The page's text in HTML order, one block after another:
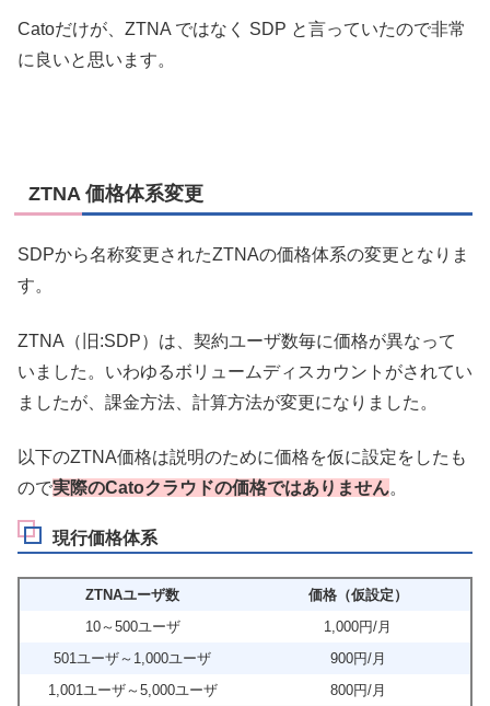
Catoだけが、ZTNA ではなく SDP と言っていたので非常
に良いと思います。
ZTNA 価格体系変更
SDPから名称変更されたZTNAの価格体系の変更となりま
す。
ZTNA（旧:SDP）は、契約ユーザ数毎に価格が異なって
いました。いわゆるボリュームディスカウントがされてい
ましたが、課金方法、計算方法が変更になりました。
以下のZTNA価格は説明のために価格を仮に設定をしたも
ので実際のCatoクラウドの価格ではありません。
現行価格体系
ZTNAユーザ数
価格（仮設定）
10～500ユーザ
1,000円/月
501ユーザ～1,000ユーザ
900円/月
1,001ユーザ～5,000ユーザ
800円/月